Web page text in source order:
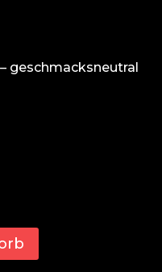
geschmacksneutral